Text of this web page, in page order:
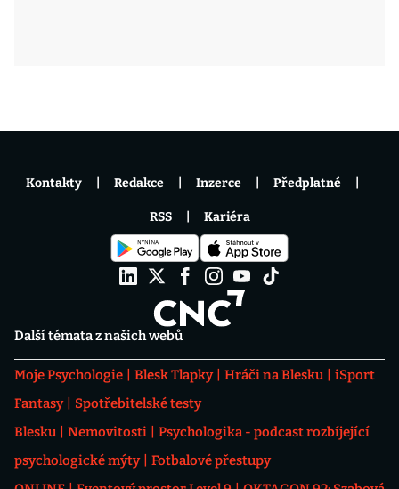
Další témata z našich webů
Moje Psychologie Blesk Tlapky Hráči na Blesku
iSport
Fantasy
Spotřebitelské testy
Blesku
Nemovitosti
Psychologika - podcast rozbíjející
psychologické mýty
Fotbalové přestupy
Kontakty Redakce Inzerce Předplatné
RSS Kariéra